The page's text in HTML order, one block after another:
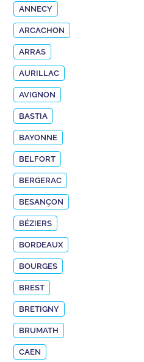
ANNECY
ARCACHON
ARRAS
AURILLAC
AVIGNON
BASTIA
BAYONNE
BELFORT
BERGERAC
BESANÇON
BÉZIERS
BORDEAUX
BOURGES
BREST
BRETIGNY
BRUMATH
CAEN